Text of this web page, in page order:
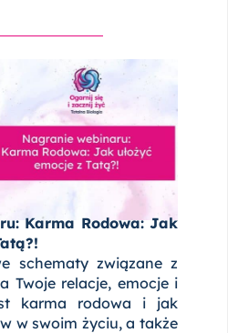
Karma Rodowa: Jak
schematy związane z
Twoje relacje, emocje i
karma rodowa i jak
w swoim życiu, a także